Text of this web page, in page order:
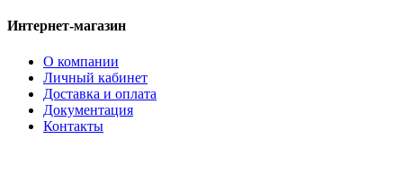
Интернет-магазин
О компании
Личный кабинет
Доставка и оплата
Документация
Контакты